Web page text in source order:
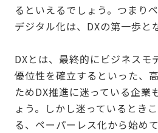
るといえるでしょう。つまり
デジタル化は、DXの第一歩と
DXとは、最終的にビジネスモ
優位性を確立するといった、
ためDX推進に迷っている企業
ょう。しかし迷っているとき
る、ペーパーレス化から始め